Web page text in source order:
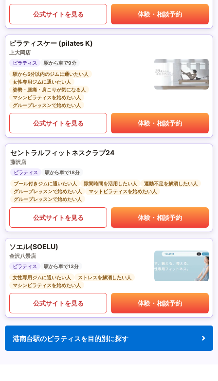
公式サイトを見る 体験・相談予約
ピラティスケー (pilates K)
上大岡店
ピラティス
駅から車で9分
駅から5分以内のジムに通いたい人
女性専用ジムに通いたい人
姿勢・腰痛・肩こりが気になる人
マシンピラティスを始めたい人
グループレッスンで始めたい人
公式サイトを見る 体験・相談予約
セントラルフィットネスクラブ24
藤沢店
ピラティス
駅から車で18分
プール付きジムに通いたい人
隙間時間を活用したい人
運動不足を解消したい人
グループレッスンで始めたい人
マットピラティスを始めたい人
グループレッスンで始めたい人
公式サイトを見る 体験・相談予約
ソエル(SOELU)
金沢八景店
ピラティス
駅から車で13分
女性専用ジムに通いたい人
ストレスを解消したい人
マシンピラティスを始めたい人
公式サイトを見る 体験・相談予約
港南台駅のピラティスを目的別に探す